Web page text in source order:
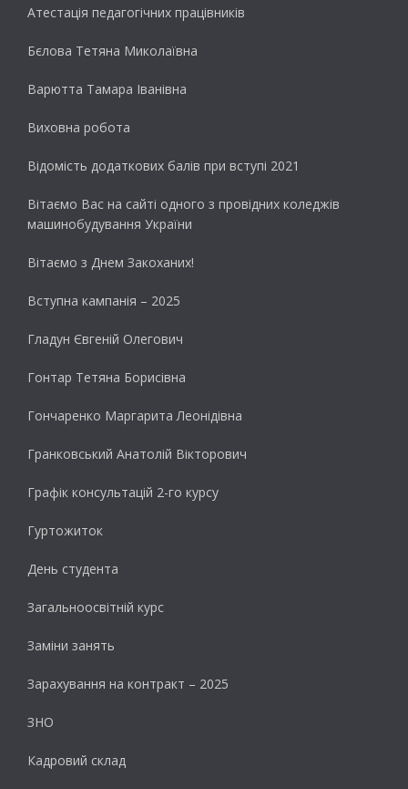
Атестація педагогічних працівників
Бєлова Тетяна Миколаївна
Варютта Тамара Іванівна
Виховна робота
Відомість додаткових балів при вступі 2021
Вітаємо Вас на сайті одного з провідних коледжів
машинобудування України
Вітаємо з Днем Закоханих!
Вступна кампанія – 2025
Гладун Євгеній Олегович
Гонтар Тетяна Борисівна
Гончаренко Маргарита Леонідівна
Гранковський Анатолій Вікторович
Графік консультацій 2-го курсу
Гуртожиток
День студента
Загальноосвітній курс
Заміни занять
Зарахування на контракт – 2025
ЗНО
Кадровий склад